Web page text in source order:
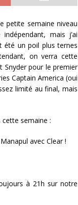
petite semaine niveau
mais j’ai
été un poil plus ternes
on verra cette
Snyder pour le premier
Captain America (oui
limité au final, mais
semaine :
avec Clear !
à 21h sur notre